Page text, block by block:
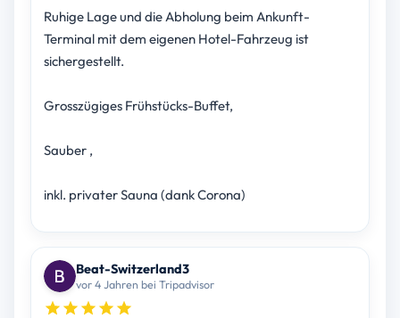
Ruhige Lage und die Abholung beim Ankunft-
Terminal mit dem eigenen Hotel-Fahrzeug ist
sichergestellt.
Grosszügiges Frühstücks-Buffet,
Sauber ,
inkl. privater Sauna (dank Corona)
Beat-Switzerland3
vor 4 Jahren bei Tripadvisor